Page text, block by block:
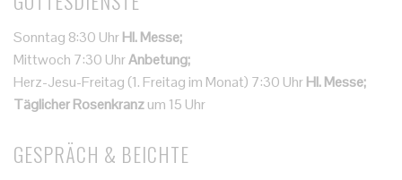
Sonntag 8:30 UhrHl. Messe;
Mittwoch 7:30 UhrAnbetung;
Herz-Jesu-Freitag (1. Freitag im Monat) 7:30 UhrHl. Messe;
Täglicher Rosenkranzum 15 Uhr
GESPRÄCH & BEICHTE